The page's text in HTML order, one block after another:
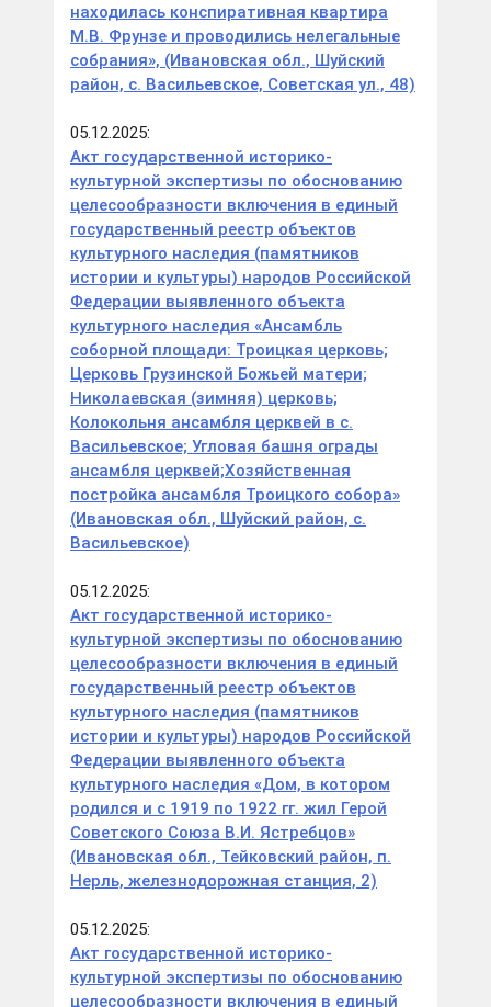
находилась конспиративная квартира
М.В. Фрунзе и проводились нелегальные
собрания», (Ивановская обл., Шуйский
район, с. Васильевское, Советская ул., 48)
05.12.2025:
Акт государственной историко-
культурной экспертизы по обоснованию
целесообразности включения в единый
государственный реестр объектов
культурного наследия (памятников
истории и культуры) народов Российской
Федерации выявленного объекта
культурного наследия «Ансамбль
соборной площади: Троицкая церковь;
Церковь Грузинской Божьей матери;
Николаевская (зимняя) церковь;
Колокольня ансамбля церквей в с.
Васильевское; Угловая башня ограды
ансамбля церквей;Хозяйственная
постройка ансамбля Троицкого собора»
(Ивановская обл., Шуйский район, с.
Васильевское)
05.12.2025:
Акт государственной историко-
культурной экспертизы по обоснованию
целесообразности включения в единый
государственный реестр объектов
культурного наследия (памятников
истории и культуры) народов Российской
Федерации выявленного объекта
культурного наследия «Дом, в котором
родился и с 1919 по 1922 гг. жил Герой
Советского Союза В.И. Ястребцов»
(Ивановская обл., Тейковский район, п.
Нерль, железнодорожная станция, 2)
05.12.2025:
Акт государственной историко-
культурной экспертизы по обоснованию
целесообразности включения в единый